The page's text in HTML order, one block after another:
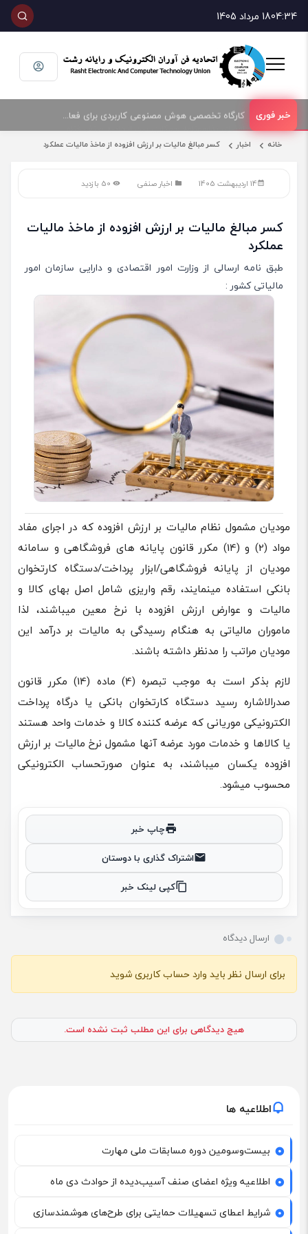
04:3418 مرداد 1405
کارگاه تخصصی هوش مصنوعی کاربردی برای فعالان حوزه فناوری و فروش تجهیزات الکترونیک و رایانه
امضای تفاهمنامه همکاری بین اتحادیه صنف فناوران الکترونیک و رایانه شهرستان رشت و پارک علم و فناوری گیلان
خانه اخبار کسر مبالغ مالیات بر ارزش افزوده از ماخذ مالیات عملکرد
14 اردیبهشت 1405 اخبار صنفی
کسر مبالغ مالیات بر ارزش افزوده از ماخذ مالیات
عملکرد
طبق نامه ارسالی از وزارت امور اقتصادی و دارایی سازمان امور
مالیاتی کشور :
مودیان مشمول نظام مالیات بر ارزش افزوده که در اجرای مفاد
مواد (2) و (14) مکرر قانون پایانه های فروشگاهی و سامانه
مودیان از پایانه فروشگاهی/ابزار پرداخت/دستگاه کارتخوان
بانکی استفاده مینمایند، رقم واریزی شامل اصل بهای کالا و
مالیات و عوارض ارزش افزوده با نرخ معین میباشند، لذا
ماموران مالیاتی به هنگام رسیدگی به مالیات بر درآمد این
مودیان مراتب را مدنظر داشته باشند.
لازم بذکر است به موجب تبصره (4) ماده (14) مکرر قانون
صدرالاشاره رسید دستگاه کارتخوان بانکی یا درگاه پرداخت
الکترونیکی موریانی که عرضه کننده کالا و خدمات واحد هستند
یا کالاها و خدمات مورد عرضه آنها مشمول نرخ مالیات بر ارزش
افزوده یکسان میباشند، به عنوان صورتحساب الکترونیکی
محسوب میشود.
چاپ خبر
اشتراک گذاری با دوستان
کپی لینک خبر
ارسال دیدگاه
برای ارسال نظر باید وارد حساب کاربری شوید
هیچ دیدگاهی برای این مطلب ثبت نشده است.
اطلاعیه ها
بیست‌وسومین دوره مسابقات ملی مهارت
اطلاعیه ویژه اعضای صنف آسیب‌دیده از حوادث دی ماه
شرایط اعطای تسهیلات حمایتی برای طرح‌های هوشمندسازی